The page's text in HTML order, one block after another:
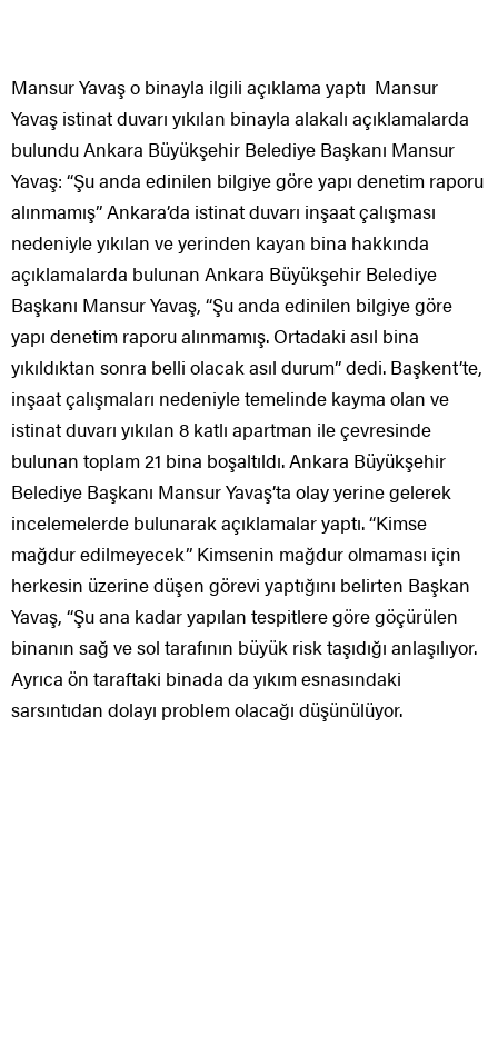
Mansur Yavaş o binayla ilgili açıklama yaptı Mansur
Yavaş istinat duvarı yıkılan binayla alakalı açıklamalarda
bulundu Ankara Büyükşehir Belediye Başkanı Mansur
Yavaş: “Şu anda edinilen bilgiye göre yapı denetim raporu
alınmamış” Ankara’da istinat duvarı inşaat çalışması
nedeniyle yıkılan ve yerinden kayan bina hakkında
açıklamalarda bulunan Ankara Büyükşehir Belediye
Başkanı Mansur Yavaş, “Şu anda edinilen bilgiye göre
yapı denetim raporu alınmamış. Ortadaki asıl bina
yıkıldıktan sonra belli olacak asıl durum” dedi. Başkent’te,
inşaat çalışmaları nedeniyle temelinde kayma olan ve
istinat duvarı yıkılan 8 katlı apartman ile çevresinde
bulunan toplam 21 bina boşaltıldı. Ankara Büyükşehir
Belediye Başkanı Mansur Yavaş’ta olay yerine gelerek
incelemelerde bulunarak açıklamalar yaptı. “Kimse
mağdur edilmeyecek” Kimsenin mağdur olmaması için
herkesin üzerine düşen görevi yaptığını belirten Başkan
Yavaş, “Şu ana kadar yapılan tespitlere göre göçürülen
binanın sağ ve sol tarafının büyük risk taşıdığı anlaşılıyor.
Ayrıca ön taraftaki binada da yıkım esnasındaki
sarsıntıdan dolayı problem olacağı düşünülüyor.